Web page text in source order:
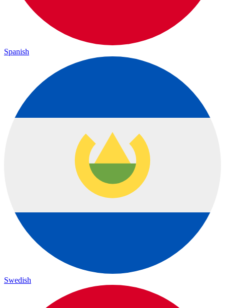
Spanish
Swedish